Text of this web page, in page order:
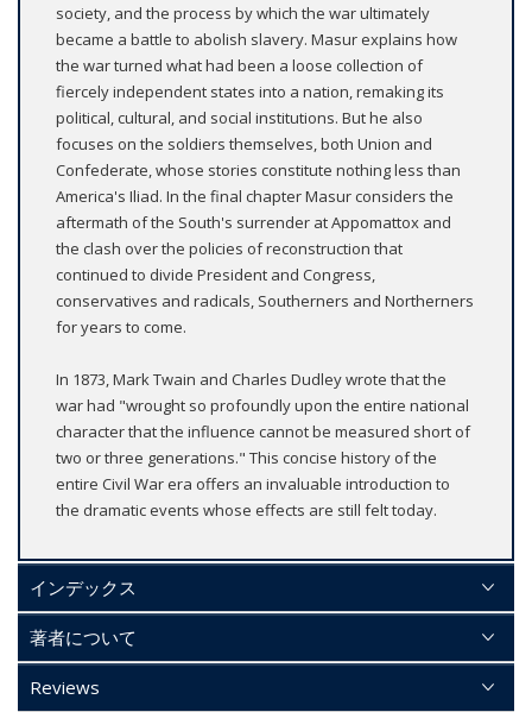
society, and the process by which the war ultimately
became a battle to abolish slavery. Masur explains how
the war turned what had been a loose collection of
fiercely independent states into a nation, remaking its
political, cultural, and social institutions. But he also
focuses on the soldiers themselves, both Union and
Confederate, whose stories constitute nothing less than
America's Iliad. In the final chapter Masur considers the
aftermath of the South's surrender at Appomattox and
the clash over the policies of reconstruction that
continued to divide President and Congress,
conservatives and radicals, Southerners and Northerners
for years to come.
In 1873, Mark Twain and Charles Dudley wrote that the
war had "wrought so profoundly upon the entire national
character that the influence cannot be measured short of
two or three generations." This concise history of the
entire Civil War era offers an invaluable introduction to
the dramatic events whose effects are still felt today.
インデックス
著者について
Reviews